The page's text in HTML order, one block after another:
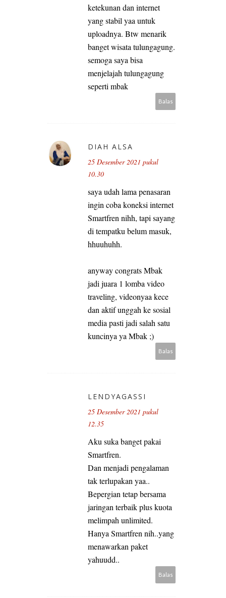
ketekunan dan internet
yang stabil yaa untuk
uploadnya. Btw menarik
banget wisata tulungagung.
semoga saya bisa
menjelajah tulungagung
seperti mbak
Balas
DIAH ALSA
25 Desember 2021 pukul
10.30
saya udah lama penasaran
ingin coba koneksi internet
Smartfren nihh, tapi sayang
di tempatku belum masuk,
hhuuhuhh.
anyway congrats Mbak
jadi juara 1 lomba video
traveling, videonyaa kece
dan aktif unggah ke sosial
media pasti jadi salah satu
kuncinya ya Mbak ;)
Balas
LENDYAGASSI
25 Desember 2021 pukul
12.35
Aku suka banget pakai
Smartfren.
Dan menjadi pengalaman
tak terlupakan yaa..
Bepergian tetap bersama
jaringan terbaik plus kuota
melimpah unlimited.
Hanya Smartfren nih..yang
menawarkan paket
yahuudd..
Balas